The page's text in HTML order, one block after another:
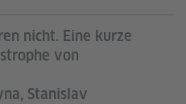
nicht. Eine kurze
von
Stanislav